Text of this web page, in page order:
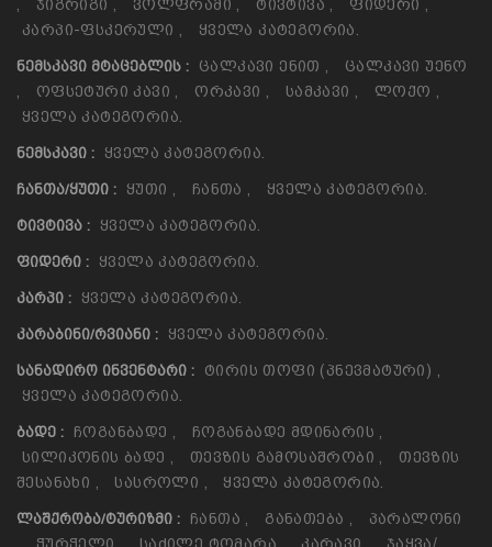
,
Ჯიგრიგი , Ვოლფრამი , Ტივტივა , Ფიდერი ,
Კარპი-Ფსკერული , Ყველა Კატეგორია.
ᲜᲔᲛᲡᲙᲐᲕᲘ ᲛᲢᲐᲪᲔᲑᲚᲘᲡ : Ცალკავი Ენით ,
Ცალკავი Უენო
,
Ოფსეტური Კავი , Ორკავი , Სამკავი , Ლოქო ,
Ყველა Კატეგორია.
ᲜᲔᲛᲡᲙᲐᲕᲘ : Ყველა Კატეგორია.
ᲩᲐᲜᲗᲐ/ᲧᲣᲗᲘ : Ყუთი , Ჩანთა , Ყველა Კატეგორია.
ᲢᲘᲕᲢᲘᲕᲐ : Ყველა Კატეგორია.
ᲤᲘᲓᲔᲠᲘ : Ყველა Კატეგორია.
ᲙᲐᲠᲞᲘ : Ყველა Კატეგორია.
ᲙᲐᲠᲐᲑᲘᲜᲘ/ᲠᲕᲘᲐᲜᲘ : Ყველა Კატეგორია.
ᲡᲐᲜᲐᲓᲘᲠᲝ ᲘᲜᲕᲔᲜᲢᲐᲠᲘ : Ტირის Თოფი (პნევმატური) ,
Ყველა Კატეგორია.
ᲑᲐᲓᲔ : Ჩოგანბადე , Ჩოგანბადე Მდინარის ,
Სილიკონის Ბადე , Თევზის Გამოსაშრობი ,
Თევზის
Შესანახი , Სასროლი , Ყველა Კატეგორია.
ᲚᲐᲨᲥᲠᲝᲑᲐ/ᲢᲣᲠᲘᲖᲛᲘ : Ჩანთა , Განათება ,
Პარალონი